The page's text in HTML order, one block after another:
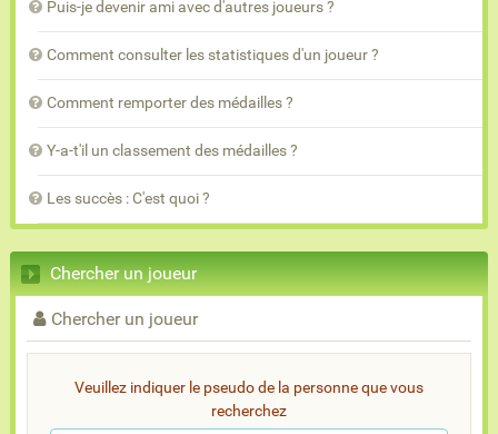
Puis-je devenir ami avec d'autres joueurs ?
Comment consulter les statistiques d'un joueur ?
Comment remporter des médailles ?
Y-a-t'il un classement des médailles ?
Les succès : C'est quoi ?
Chercher un joueur
Chercher un joueur
Veuillez indiquer le pseudo de la personne que vous
recherchez